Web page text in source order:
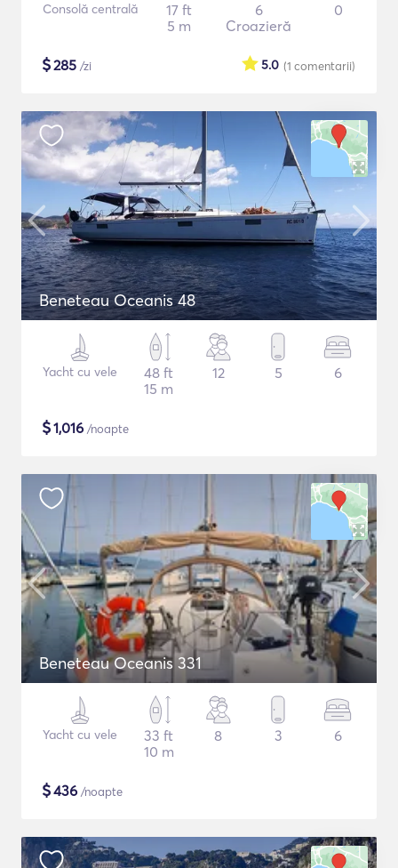
Consolă centrală
17 ft
5 m
6
Croazieră
0
$285 /zi (1 comentarii)
5.0
Beneteau Oceanis 48
Yacht cu vele
48 ft
15 m
12 5 6
$1,016 /noapte
Beneteau Oceanis 331
Yacht cu vele
33 ft
10 m
8 3 6
$436 /noapte